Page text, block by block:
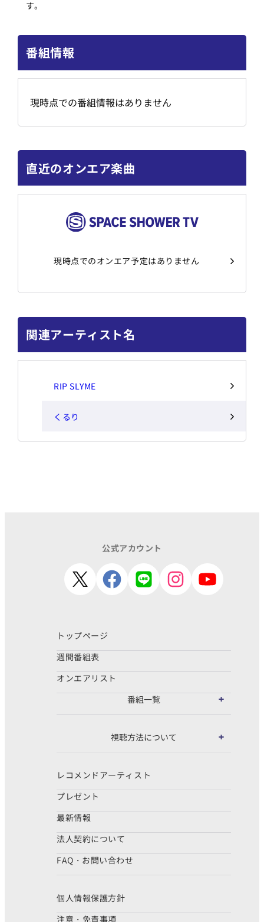
す。
番組情報
現時点での番組情報はありません
直近のオンエア楽曲
現時点でのオンエア予定はありません
関連アーティスト名
RIP SLYME
くるり
公式アカウント
トップページ
週間番組表
オンエアリスト
番組一覧
視聴方法について
レコメンドアーティスト
プレゼント
最新情報
法人契約について
FAQ・お問い合わせ
個人情報保護方針
注意・免責事項